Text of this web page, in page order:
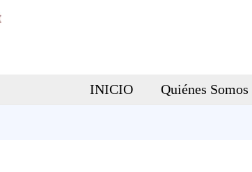
INICIO Quiénes Somos